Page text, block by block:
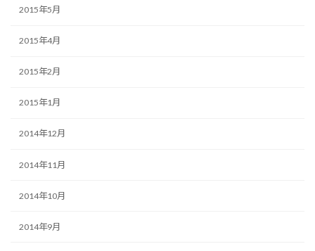
2015年5月
2015年4月
2015年2月
2015年1月
2014年12月
2014年11月
2014年10月
2014年9月